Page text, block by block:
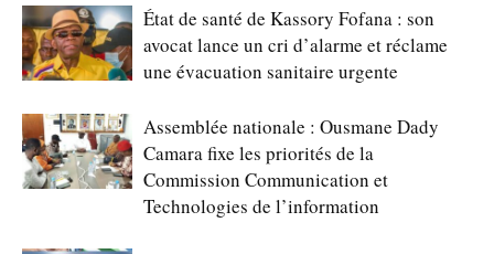
État de santé de Kassory Fofana : son
avocat lance un cri d’alarme et réclame
une évacuation sanitaire urgente
Assemblée nationale : Ousmane Dady
Camara fixe les priorités de la
Commission Communication et
Technologies de l’information